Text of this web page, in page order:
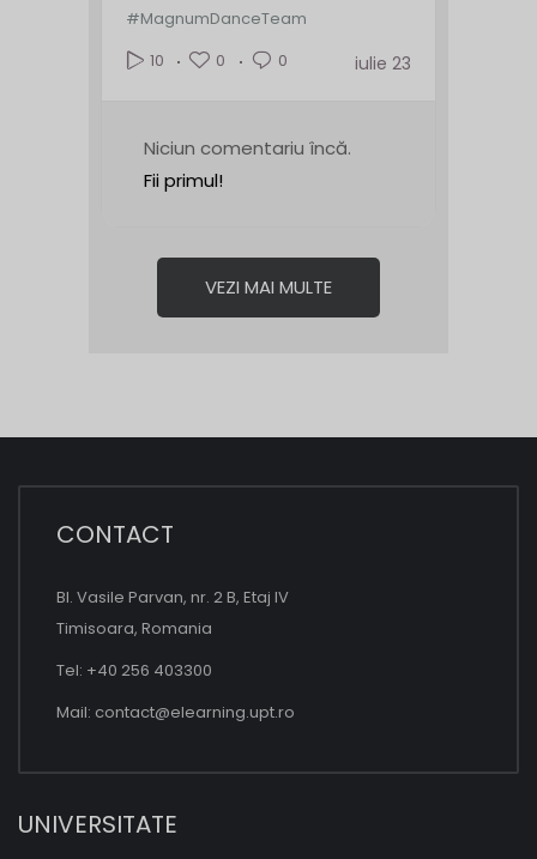
#MagnumDanceTeam
10
0 0 iulie 23
Niciun comentariu încă.
Fii primul!
VEZI MAI MULTE
CONTACT
Bl. Vasile Parvan, nr. 2 B, Etaj IV
Timisoara, Romania
Tel: +40 256 403300
Mail: contact@elearning.upt.ro
UNIVERSITATE